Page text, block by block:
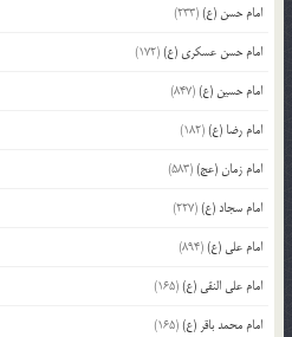
امام حسن (ع)(233)
امام حسن عسکری (ع)(172)
امام حسین (ع)(847)
امام رضا (ع)(182)
امام زمان (عج)(583)
امام سجاد (ع)(227)
امام علی (ع)(894)
امام علی النقی (ع)(165)
امام محمد باقر (ع)(165)